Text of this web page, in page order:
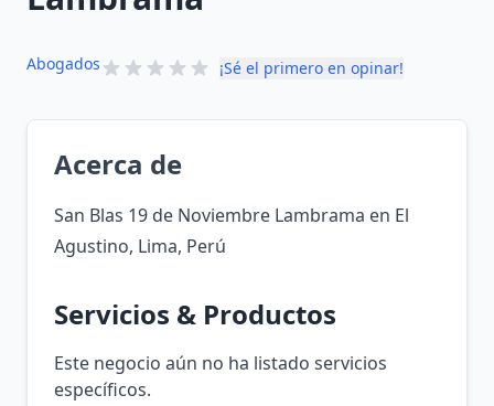
Abogados ¡Sé el primero en opinar!
Acerca de
San Blas 19 de Noviembre Lambrama en El
Agustino, Lima, Perú
Servicios & Productos
Este negocio aún no ha listado servicios
específicos.